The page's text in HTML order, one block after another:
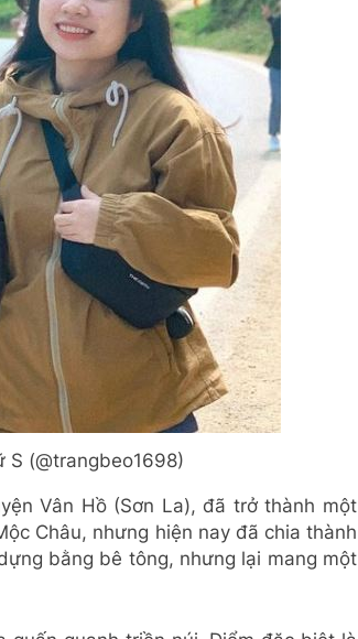
S (@trangbeo1698)
Vân Hồ (Sơn La), đã trở thành một
Châu, nhưng hiện nay đã chia thành
bằng bê tông, nhưng lại mang một